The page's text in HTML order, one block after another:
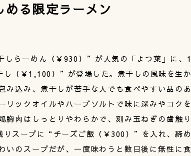
る限定ラーメン
らーめん（￥930）”が人気の「よつ葉」に、1
（￥1,100）”が登場した。煮干しの風味を生か
み込み、煮干しが苦手な人でも食べやすい品のあ
リックオイルやハーブソルトで味に深みやコクを
胸肉はしっとりやわらかで、刻み玉ねぎの歯触り
りスープに“チーズご飯（￥300）”を入れ、締め
いのスープだが、一度味わうと数日後に無性に食